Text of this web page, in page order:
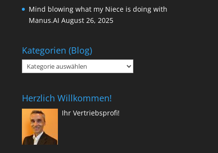
Mind blowing what my Niece is doing with
Manus.AI August 26, 2025
Kategorien (Blog)
Kategorien
(Blog)
Herzlich Willkommen!
Ihr Vertriebsprofi!